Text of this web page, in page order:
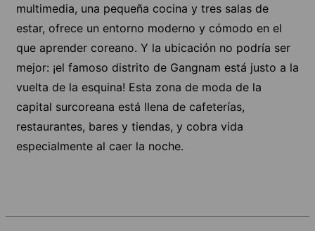
multimedia, una pequeña cocina y tres salas de
estar, ofrece un entorno moderno y cómodo en el
que aprender coreano. Y la ubicación no podría ser
mejor: ¡el famoso distrito de Gangnam está justo a la
vuelta de la esquina! Esta zona de moda de la
capital surcoreana está llena de cafeterías,
restaurantes, bares y tiendas, y cobra vida
especialmente al caer la noche.